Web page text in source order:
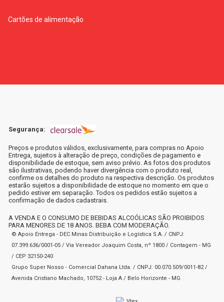
Cartões de alimentação
Segurança:
Preços e produtos válidos, exclusivamente, para compras no Apoio
Entrega, sujeitos à alteração de preço, condições de pagamento e
disponibilidade de estoque, sem aviso prévio. As fotos dos produtos
são ilustrativas, podendo haver divergência com o produto real,
confirme os detalhes do produto na respectiva descrição. Os produtos
estarão sujeitos a disponibilidade de estoque no momento em que o
pedido estiver em separação. Todos os pedidos estão sujeitos a
confirmação de dados cadastrais.
A VENDA E O CONSUMO DE BEBIDAS ALCOÓLICAS SÃO PROIBIDOS
PARA MENORES DE 18 ANOS. BEBA COM MODERAÇÃO.
© Apoio Entrega - DEC Minas Distribuição e Logística S.A. / CNPJ:
07.399.636/0001-05 / Via Vereador Joaquim Costa, nº 1800 / Contagem - MG
/ CEP 32150-240
Grupo Super Nosso - Comercial Dahana Ltda. / CNPJ: 00.070.509/0011-82 /
Avenida Cristiano Machado, 10752 - Loja A / Belo Horizonte - MG